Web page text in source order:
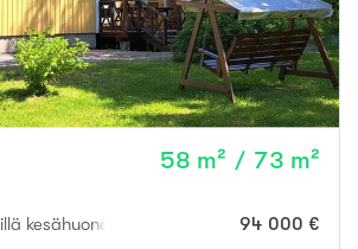
58 m² / 73 m²
kesähuone + 23 m2:n huone94 000 €